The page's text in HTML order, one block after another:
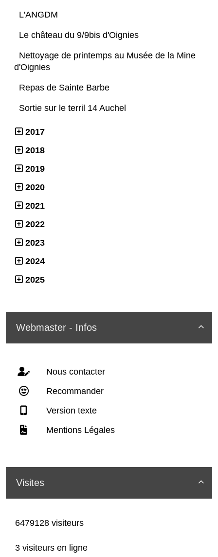
L'ANGDM
Le château du 9/9bis d'Oignies
Nettoyage de printemps au Musée de la Mine
d'Oignies
Repas de Sainte Barbe
Sortie sur le terril 14 Auchel
2017
2018
2019
2020
2021
2022
2023
2024
2025

Webmaster - Infos
Nous contacter
Recommander
Version texte
Mentions Légales

Visites
6479128 visiteurs
3 visiteurs en ligne